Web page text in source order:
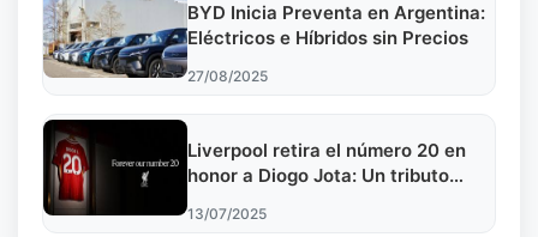
BYD Inicia Preventa en Argentina:
Eléctricos e Híbridos sin Precios
27/08/2025
Liverpool retira el número 20 en
honor a Diogo Jota: Un tributo
13/07/2025